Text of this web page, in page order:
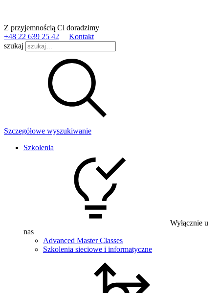
Z przyjemnością Ci doradzimy
+48 22 639 25 42
Kontakt
szukaj
Szczegółowe wyszukiwanie
Szkolenia
Wyłącznie u
nas
Advanced Master Classes
Szkolenia sieciowe i informatyczne